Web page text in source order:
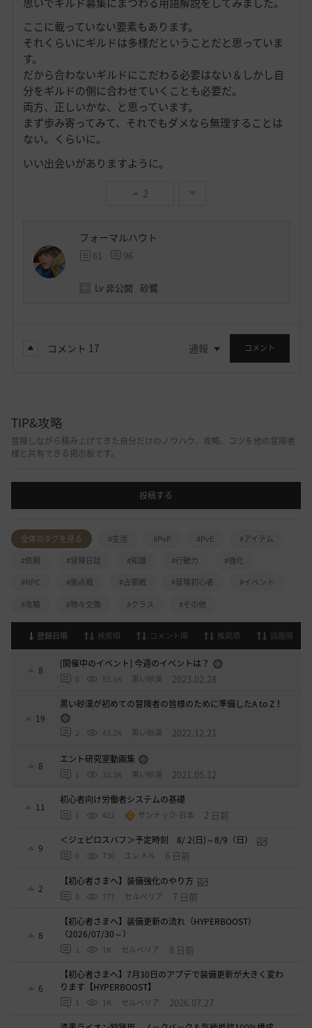
ここに載っていない要素もあります。
それくらいにギルドは多様だということだと思っていま
す。
だから合わないギルドにこだわる必要はない＆しかし自
分をギルドの側に合わせていくことも必要だ。
両方、正しいかな、と思っています。
まず歩み寄ってみて、それでもダメなら無理することは
ない。くらいに。
いい出会いがありますように。
2
フォーマルハウト
61 96
Lv 非公開 砂鷺
コメント 17 通報 コメント
TIP&攻略
冒険しながら積み上げてきた自分だけのノウハウ、攻略、コツを他の冒険者
様と共有できる掲示板です。
投稿する
全体のタグを見る #生活 #PvP #PvE
#アイテム
#依頼
#冒険日誌 #知識 #行動力
#強化
#NPC
#拠点戦 #占領戦 #冒険初心者
#イベント
#攻略
#物々交換 #クラス #その他
登録日順 検索順 コメント順 推奨順 話題順
8
[開催中のイベント] 今週のイベントは？
0 53.1K 黒い砂漠 2023.02.28
19
黒い砂漠が初めての冒険者の皆様のために準備したA to Z！
2 43.2K 黒い砂漠 2022.12.21
8
エント研究室動画集
1 32.3K 黒い砂漠 2021.05.12
11
初心者向け労働者システムの基礎
1 422 ザンナック-日本 2 日前
9
＜ジェピロスバフ＞予定時刻 8/ 2(日)～8/9（日）
0 730 エレメル 6 日前
2
【初心者さまへ】装備強化のやり方
0 777 セルベリア 7 日前
8
【初心者さまへ】装備更新の流れ（HYPERBOOST）
（2026/07/30～）
1 1K セルベリア 8 日前
6
【初心者さまへ】7月30日のアプデで装備更新が大きく変わ
ります【HYPERBOOST】
1 1K セルベリア 2026.07.27